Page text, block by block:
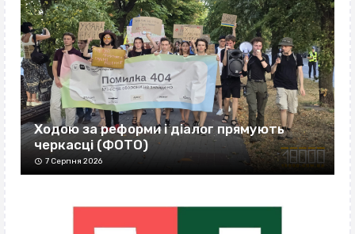
Ходою за реформи і діалог прямують
черкасці (ФОТО)
7 Серпня 2026